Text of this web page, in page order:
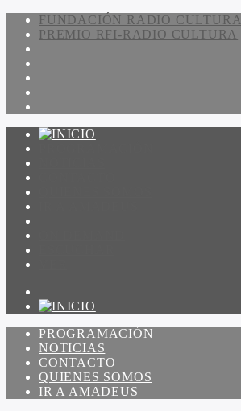
FUNDACIÓN RADIO CULTURA
PREMIO RFI-RADIO CULTURA
PROGRAMACIÓN
NOTICIAS
CONTACTO
QUIENES SOMOS
IR A AMADEUS